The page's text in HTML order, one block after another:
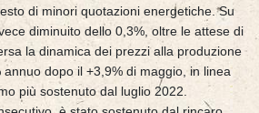
di minori quotazioni energetiche. Su
diminuito dello 0,3%, oltre le attese di
la dinamica dei prezzi alla produzione
dopo il +3,9% di maggio, in linea
più sostenuto dal luglio 2022.